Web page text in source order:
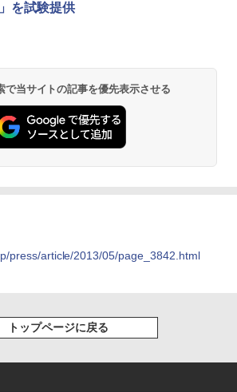
を試験提供
で当サイトの記事を優先表示させる
press/article/2013/05/page_3842.html
トップページに戻る